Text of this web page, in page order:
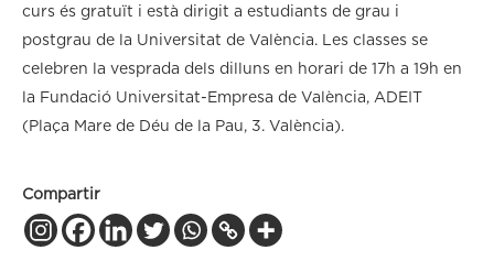
curs és gratuït i està dirigit a estudiants de grau i
postgrau de la Universitat de València. Les classes se
celebren la vesprada dels dilluns en horari de 17h a 19h en
la Fundació Universitat-Empresa de València, ADEIT
(Plaça Mare de Déu de la Pau, 3. València).
Compartir